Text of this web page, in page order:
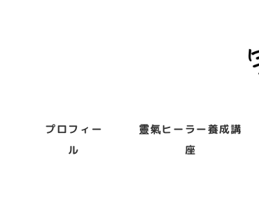
プロフィー
ル
靈氣ヒーラー養成講
座